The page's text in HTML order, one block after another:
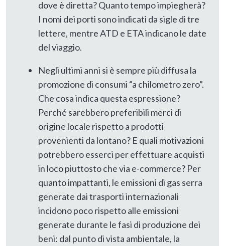
dove è diretta? Quanto tempo impiegherà?
I nomi dei porti sono indicati da sigle di tre
lettere, mentre ATD e ETA indicano le date
del viaggio.
Negli ultimi anni si è sempre più diffusa la
promozione di consumi “a chilometro zero”.
Che cosa indica questa espressione?
Perché sarebbero preferibili merci di
origine locale rispetto a prodotti
provenienti da lontano? E quali motivazioni
potrebbero esserci per effettuare acquisti
in loco piuttosto che via e-commerce? Per
quanto impattanti, le emissioni di gas serra
generate dai trasporti internazionali
incidono poco rispetto alle emissioni
generate durante le fasi di produzione dei
beni: dal punto di vista ambientale, la